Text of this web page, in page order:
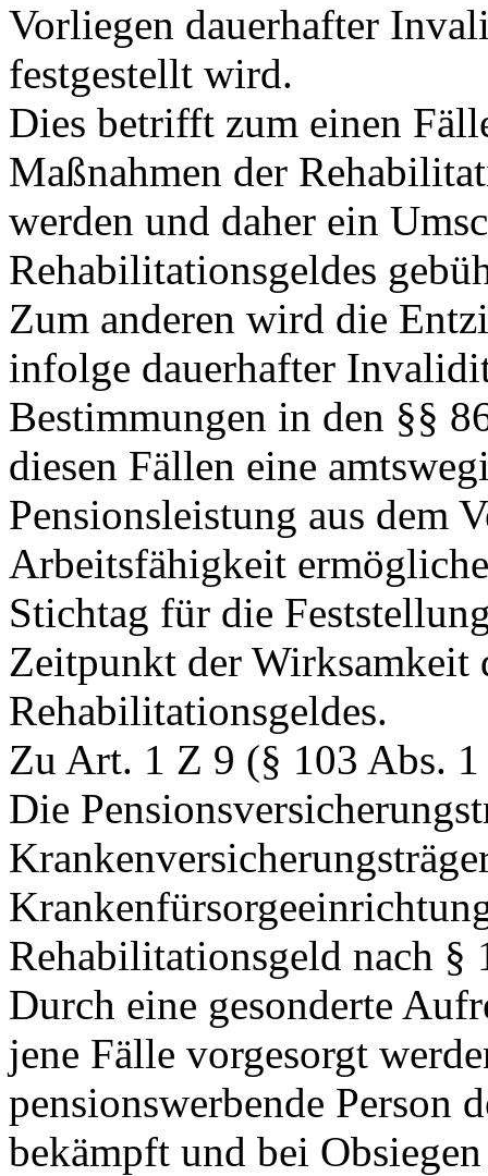
Vorliegen dauerhafter
festgestellt wird.
Dies betrifft zum einen
Maßnahmen der
werden und daher ein
Rehabilitationsgeldes
Zum anderen wird die
infolge dauerhafter
Bestimmungen in den §§
diesen Fällen eine
Pensionsleistung aus dem
Arbeitsfähigkeit
Stichtag für die
Zeitpunkt der Wirksamkeit
Rehabilitationsgeldes.
Zu Art. 1 Z 9 (§ 103 Abs.
Die
Rehabilitationsgeld nach §
Durch eine gesonderte
jene Fälle vorgesorgt
pensionswerbende Person
bekämpft und bei